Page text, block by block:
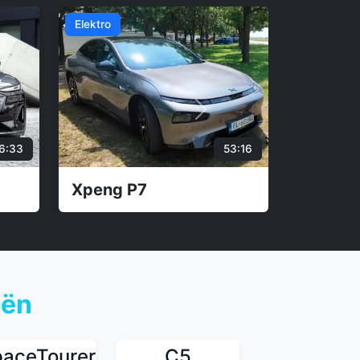
32:52 25:51
Volkswagen Passat